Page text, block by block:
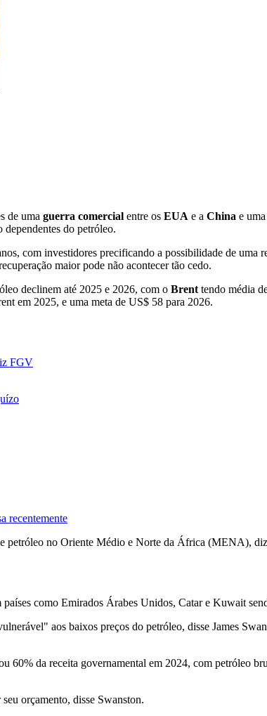
de uma guerra comercial entre os EUA e a China e
do petróleo.
com investidores precificando a possibilidade de uma
maior pode não acontecer tão cedo.
declinem até 2025 e 2026, com o Brent tendo média
em 2025, e uma meta de US$ 58 para 2026.
FGV
recentemente
petróleo no Oriente Médio e Norte da África (MENA),
como Emirados Árabes Unidos, Catar e Kuwait
aos baixos preços do petróleo, disse James
60% da receita governamental em 2024, com petróleo
orçamento, disse Swanston.